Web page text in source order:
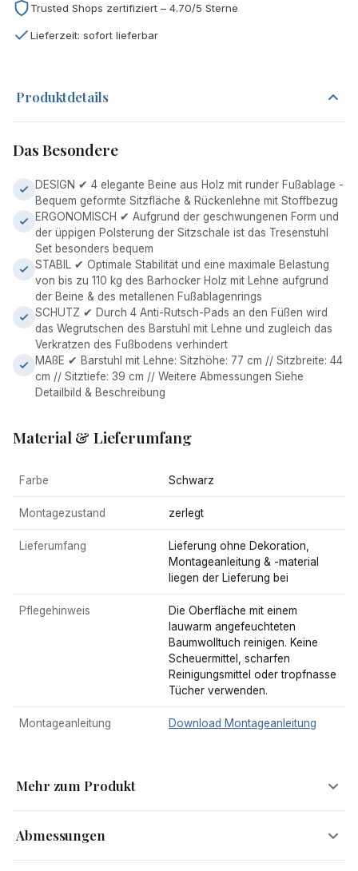
Trusted Shops zertifiziert – 4.70/5 Sterne
Lieferzeit: sofort lieferbar
Produktdetails
Das Besondere
DESIGN ✔ 4 elegante Beine aus Holz mit runder Fußablage -
Bequem geformte Sitzfläche & Rückenlehne mit Stoffbezug
ERGONOMISCH ✔ Aufgrund der geschwungenen Form und
der üppigen Polsterung der Sitzschale ist das Tresenstuhl
Set besonders bequem
STABIL ✔ Optimale Stabilität und eine maximale Belastung
von bis zu 110 kg des Barhocker Holz mit Lehne aufgrund
der Beine & des metallenen Fußablagenrings
SCHUTZ ✔ Durch 4 Anti-Rutsch-Pads an den Füßen wird
das Wegrutschen des Barstuhl mit Lehne und zugleich das
Verkratzen des Fußbodens verhindert
MAßE ✔ Barstuhl mit Lehne: Sitzhöhe: 77 cm // Sitzbreite: 44
cm // Sitztiefe: 39 cm // Weitere Abmessungen Siehe
Detailbild & Beschreibung
Material & Lieferumfang
Farbe Schwarz
Montagezustand zerlegt
Lieferumfang
Lieferung ohne Dekoration,
Montageanleitung & -material
liegen der Lieferung bei
Pflegehinweis
Die Oberfläche mit einem
lauwarm angefeuchteten
Baumwolltuch reinigen. Keine
Scheuermittel, scharfen
Reinigungsmittel oder tropfnasse
Tücher verwenden.
Montageanleitung Download Montageanleitung
Mehr zum Produkt
2er Set Barhocker im skandinavischem Retro Design
Abmessungen